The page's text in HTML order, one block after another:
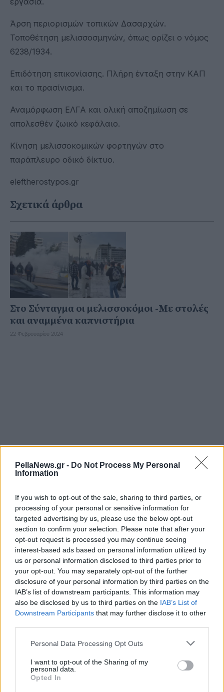
PellaNews.gr - Do Not Process My Personal
Information
If you wish to opt-out of the sale, sharing to third parties, or
processing of your personal or sensitive information for
targeted advertising by us, please use the below opt-out
section to confirm your selection. Please note that after your
opt-out request is processed you may continue seeing
interest-based ads based on personal information utilized by
us or personal information disclosed to third parties prior to
your opt-out. You may separately opt-out of the further
disclosure of your personal information by third parties on the
IAB’s list of downstream participants. This information may
also be disclosed by us to third parties on the IAB’s List of
Downstream Participants that may further disclose it to other
Personal Data Processing Opt Outs
I want to opt-out of the Sharing of my
personal data.
Opted In
Άρση περιορισμών τοπικών Δασαρχών.
Τοποθέτηση μελισσοσμηνών, όπως ορίζει ο νόμος
6238/1934.
Επιδότηση επικονίασης. Πλήρη ένταξη στην ΚΑΠ
και το πρασίνισμα.
Αναμόρφωση ΕΛΓΑ και ολική αποζημίωση σε
απολεσθέν ζωικό κεφάλαιο.
Κίνηση μελισσοκομικών φορτηγών στο
παράπλευρο οδικό δίκτυο.
eleftherostypos.gr
Σχετικά άρθρα
Στο Σύνταγμα οι μελισσοκόμοι -Με στολές
και αναμμένα καπνιστήρια
22 Φεβρουαρίου 2024